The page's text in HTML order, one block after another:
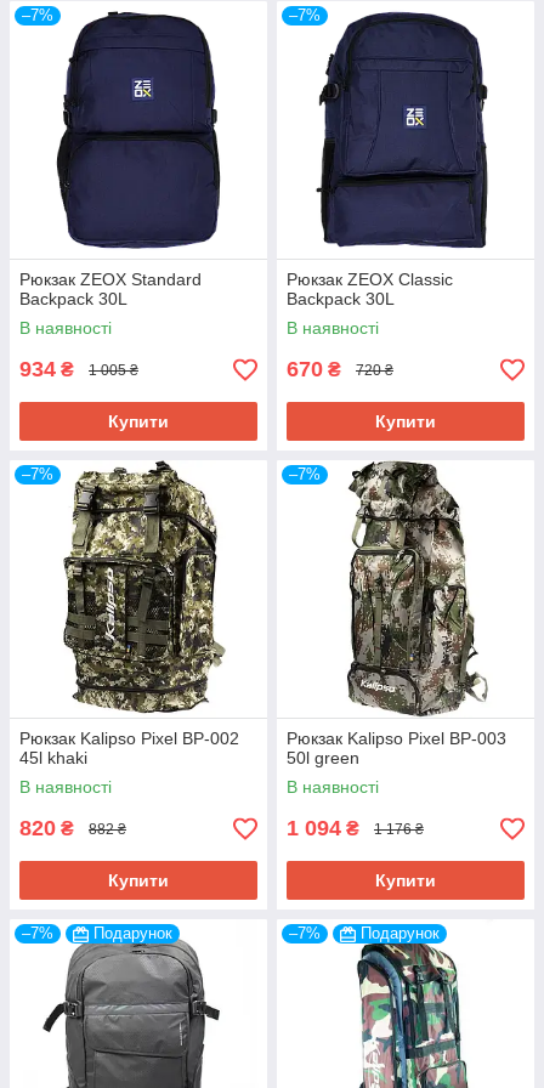
безпечного транспортування вудилищ
Дізнатися більше
Класичний рибальський ящик для
снастей 1703
Корпус виконаний з матеріалу, стійкого до
нагрівання та дії сонця, лотки ящика мають різну
глибину для більш раціонального використання,
закривається на засувку Drawtite, якісні тримачі
Дізнатися більше
–7%
Рюкзак ZEOX Standard
Backpack 30L
В наявності
934 ₴ 1 005 ₴
Купити
–7%
Рюкзак ZEOX Classic
Backpack 30L
В наявності
670 ₴ 720 ₴
Купити
–7%
Рюкзак Kalipso Pixel BP-002
45l khaki
В наявності
820 ₴ 882 ₴
Купити
–7%
Рюкзак Kalipso Pixel BP-003
50l green
В наявності
1 094 ₴ 1 176 ₴
Купити
–7% Подарунок –7% Подарунок